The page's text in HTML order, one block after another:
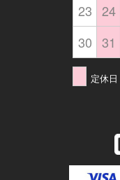
23 24
30 31
定休日